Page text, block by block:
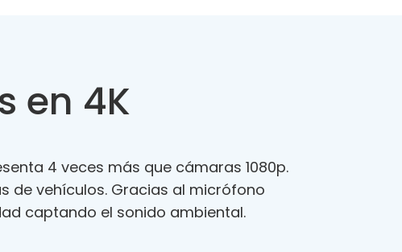
en 4K
4 veces más que cámaras 1080p.
de vehículos. Gracias al micrófono
captando el sonido ambiental.